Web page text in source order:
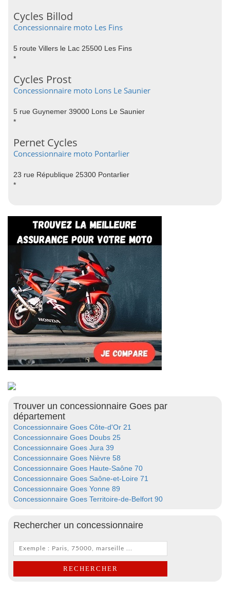
Cycles Billod
Concessionnaire moto Les Fins
5 route Villers le Lac 25500 Les Fins
*
Cycles Prost
Concessionnaire moto Lons Le Saunier
5 rue Guynemer 39000 Lons Le Saunier
*
Pernet Cycles
Concessionnaire moto Pontarlier
23 rue République 25300 Pontarlier
*
Trouver un concessionnaire Goes par
département
Concessionnaire Goes Côte-d'Or 21
Concessionnaire Goes Doubs 25
Concessionnaire Goes Jura 39
Concessionnaire Goes Nièvre 58
Concessionnaire Goes Haute-Saône 70
Concessionnaire Goes Saône-et-Loire 71
Concessionnaire Goes Yonne 89
Concessionnaire Goes Territoire-de-Belfort 90
Rechercher un concessionnaire